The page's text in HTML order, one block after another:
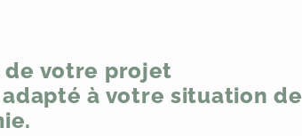
de votre projet
adapté à votre situation de